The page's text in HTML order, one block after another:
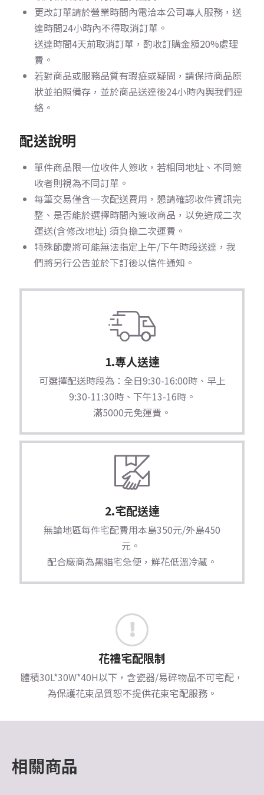
更改訂單請於營業時間內電洽本公司專人服務，送
達時間24小時內不得取消訂單。
送達時間4天前取消訂單，酌收訂購金額20%處理
費。
若對商品或服務品質有瑕疵或疑問，請保持商品原
狀並拍照備存，並於商品送達後24小時內與我們連
絡。
配送說明
單件商品限一位收件人簽收，若相同地址、不同簽
收者則視為不同訂單。
每筆交易僅含一次配送費用，懇請確認收件資訊完
整、是否能於選擇時間內簽收商品，以免造成二次
運送(含修改地址) 須負擔二次運費。
特殊節慶將可能無法指定上午/下午時段送達，我
們將另行公告並於下訂後以信件通知。
1.專人送達
可選擇配送時段為：全日9:30-16:00時、早上
9:30-11:30時、下午13-16時。
滿5000元免運費。
2.宅配送達
無論地區每件宅配費用本島350元/外島450
元。
配合廠商為黑貓宅急便，鮮花低溫冷藏。
花禮宅配限制
體積30L*30W*40H以下，含瓷器/易碎物品不可宅配，
為保護花束品質恕不提供花束宅配服務。
相關商品